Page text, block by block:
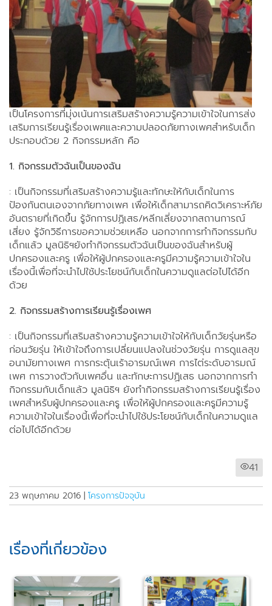
เป็นโครงการที่มุ่งเน้นการเสริมสร้างความรู้ความเข้าใจในการส่ง
เสริมการเรียนรู้เรื่องเพศและความปลอดภัยทางเพศสำหรับเด็ก
ประกอบด้วย 2 กิจกรรมหลัก คือ
1. กิจกรรมตัวฉันเป็นของฉัน
: เป็นกิจกรรมที่เสริมสร้างความรู้และทักษะให้กับเด็กในการ
ป้องกันตนเองจากภัยทางเพศ เพื่อให้เด็กสามารถคิดวิเคราะห์ภัย
อันตรายที่เกิดขึ้น รู้จักการปฏิเสธ/หลีกเลี่ยงจากสถานการณ์
เสี่ยง รู้จักวิธีการขอความช่วยเหลือ นอกจากการทำกิจกรรมกับ
เด็กแล้ว มูลนิธิฯยังทำกิจกรรมตัวฉันเป็นของฉันสำหรับผู้
ปกครองและครู เพื่อให้ผู้ปกครองและครูมีความรู้ความเข้าใจใน
เรื่องนี้เพื่อที่จะนำไปใช้ประโยชน์กับเด็กในความดูแลต่อไปได้อีก
ด้วย
2. กิจกรรมสร้างการเรียนรู้เรื่องเพศ
: เป็นกิจกรรมที่เสริมสร้างความรู้ความเข้าใจให้กับเด็กวัยรุ่นหรือ
ก่อนวัยรุ่น ให้เข้าใจถึงการเปลี่ยนแปลงในช่วงวัยรุ่น การดูแลสุข
อนามัยทางเพศ การกระตุ้นเร้าอารมณ์เพศ การไต่ระดับอารมณ์
เพศ การวางตัวกับเพศอื่น และทักษะการปฏิเสธ นอกจากการทำ
กิจกรรมกับเด็กแล้ว มูลนิธิฯ ยังทำกิจกรรมสร้างการเรียนรู้เรื่อง
เพศสำหรับผู้ปกครองและครู เพื่อให้ผู้ปกครองและครูมีความรู้
ความเข้าใจในเรื่องนี้เพื่อที่จะนำไปใช้ประโยชน์กับเด็กในความดูแล
ต่อไปได้อีกด้วย
41
23 พฤษภาคม 2016 | โครงการปัจจุบัน
เรื่องที่เกี่ยวข้อง